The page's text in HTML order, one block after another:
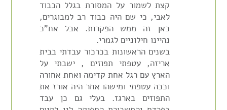
קצת לשמור על המסורת בגלל הכבוד
לאבי, כי שם היה כבוד רב למבוגרים,
כאן זה ממש הפקרות. אבל אח"כ
נהיינו חילוניים לגמרי.
בשנים הראשונות בכרכור עבדתי בבית
אריזה, עטפתי תפוזים , ישבתי על
הארץ עם רגל אחת קדימה ואחת אחורה
וככה עטפתי ומישהו אחר היה אורז את
התפוזים בארגז. בעלי גם כן עבד